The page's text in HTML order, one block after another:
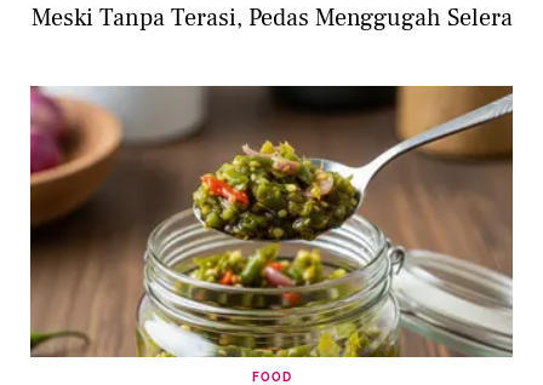
Meski Tanpa Terasi, Pedas Menggugah Selera
FOOD